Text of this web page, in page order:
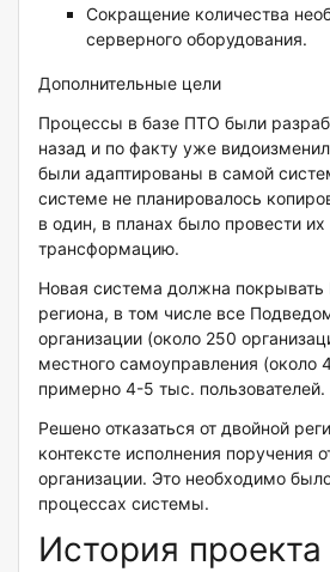
Сокращение количества
серверного оборудования.
Дополнительные цели
Процессы в базе ПТО были
назад и по факту уже
были адаптированы в самой
системе не планировалось
в один, в планах было провести
трансформацию.
Новая система должна покрывать
региона, в том числе все
организации (около 250
местного самоуправления
примерно 4-5 тыс. пользователей.
Решено отказаться от двойной
контексте исполнения поручения
организации. Это необходимо
процессах системы.
История проекта